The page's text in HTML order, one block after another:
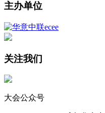
主办单位
关注我们
大会公众号